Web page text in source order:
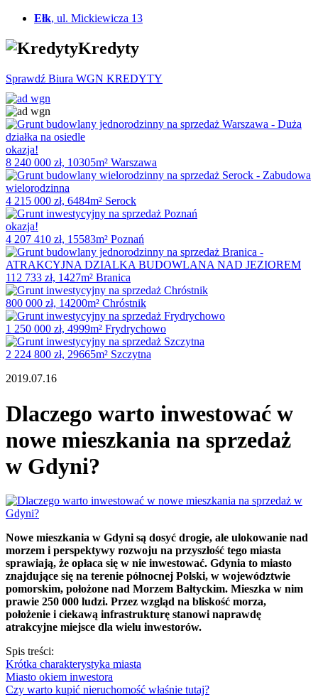
Ełk, ul. Mickiewicza 13
Kredyty
Sprawdź Biura WGN KREDYTY
okazja!
8 240 000 zł, 10305m² Warszawa
4 215 000 zł, 6484m² Serock
okazja!
4 207 410 zł, 15583m² Poznań
112 733 zł, 1427m² Branica
800 000 zł, 14200m² Chróstnik
1 250 000 zł, 4999m² Frydrychowo
2 224 800 zł, 29665m² Szczytna
2019.07.16
Dlaczego warto inwestować w
nowe mieszkania na sprzedaż
w Gdyni?
Nowe mieszkania w Gdyni są dosyć drogie, ale ulokowanie nad
morzem i perspektywy rozwoju na przyszłość tego miasta
sprawiają, że opłaca się w nie inwestować. Gdynia to miasto
znajdujące się na terenie północnej Polski, w województwie
pomorskim, położone nad Morzem Bałtyckim. Mieszka w nim
prawie 250 000 ludzi. Przez wzgląd na bliskość morza,
położenie i ciekawą infrastrukturę stanowi naprawdę
atrakcyjne miejsce dla wielu inwestorów.
Spis treści:
Krótka charakterystyka miasta
Miasto okiem inwestora
Czy warto kupić nieruchomość właśnie tutaj?